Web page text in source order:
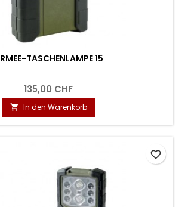
TASCHENLAMPE 15
135,00 CHF
 In den Warenkorb
favorite_border